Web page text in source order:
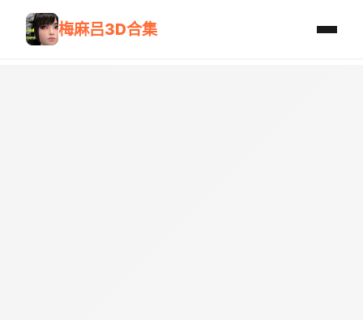
梅麻吕3D合集